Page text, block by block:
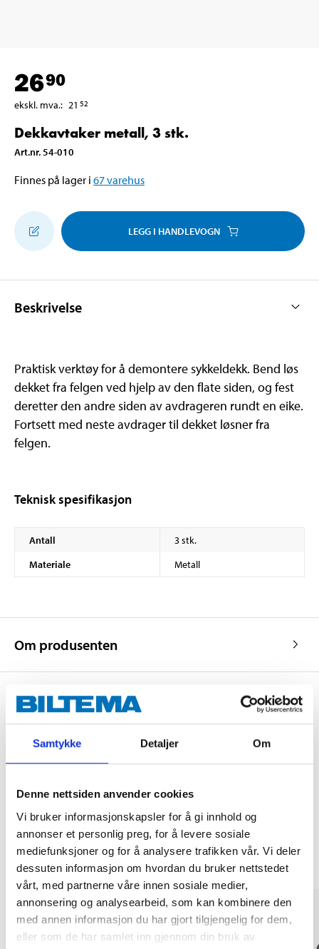
Samtykke Detaljer Om
Denne nettsiden anvender cookies
Vi bruker informasjonskapsler for å gi innhold og
annonser et personlig preg, for å levere sosiale
mediefunksjoner og for å analysere trafikken vår. Vi deler
dessuten informasjon om hvordan du bruker nettstedet
vårt, med partnerne våre innen sosiale medier,
annonsering og analysearbeid, som kan kombinere den
med annen informasjon du har gjort tilgjengelig for dem,
eller som de har samlet inn gjennom din bruk av
2690
ekskl. mva.: 21 52
Dekkavtaker metall, 3 stk.
Art.nr. 54-010
Finnes på lager i 67varehus
LEGG I HANDLEVOGN
Beskrivelse
Praktisk verktøy for å demontere sykkeldekk. Bend løs
dekket fra felgen ved hjelp av den flate siden, og fest
deretter den andre siden av avdrageren rundt en eike.
Fortsett med neste avdrager til dekket løsner fra
felgen.
Teknisk spesifikasjon
Antall
3 stk.
Materiale
Metall
Om produsenten
Kjøp & Hent
Kjøp & Hent i ditt varehus.
Andre kunder har også kjøpt